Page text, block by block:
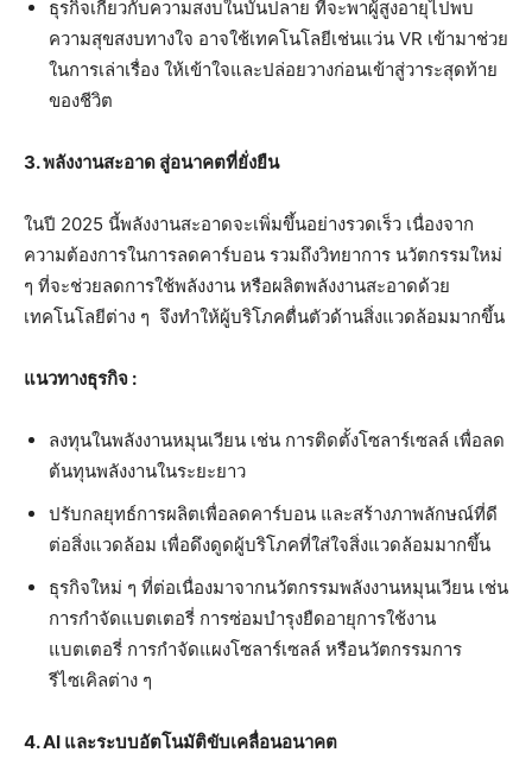
ธุรกิจเกี่ยวกับความสงบในบั้นปลาย ที่จะพาผู้สูงอายุไปพบ
ความสุขสงบทางใจ อาจใช้เทคโนโลยีเช่นแว่น VR เข้ามาช่วย
ในการเล่าเรื่อง ให้เข้าใจและปล่อยวางก่อนเข้าสู่วาระสุดท้าย
ของชีวิต
3. พลังงานสะอาด สู่อนาคตที่ยั่งยืน
ในปี 2025 นี้พลังงานสะอาดจะเพิ่มขึ้นอย่างรวดเร็ว เนื่องจาก
ความต้องการในการลดคาร์บอน รวมถึงวิทยาการ นวัตกรรมใหม่
ๆ ที่จะช่วยลดการใช้พลังงาน หรือผลิตพลังงานสะอาดด้วย
เทคโนโลยีต่าง ๆ จึงทำให้ผู้บริโภคตื่นตัวด้านสิ่งแวดล้อมมากขึ้น
แนวทางธุรกิจ :
ลงทุนในพลังงานหมุนเวียน เช่น การติดตั้งโซลาร์เซลล์ เพื่อลด
ต้นทุนพลังงานในระยะยาว
ปรับกลยุทธ์การผลิตเพื่อลดคาร์บอน และสร้างภาพลักษณ์ที่ดี
ต่อสิ่งแวดล้อม เพื่อดึงดูดผู้บริโภคที่ใส่ใจสิ่งแวดล้อมมากขึ้น
ธุรกิจใหม่ ๆ ที่ต่อเนื่องมาจากนวัตกรรมพลังงานหมุนเวียน เช่น
การกำจัดแบตเตอรี่ การซ่อมบำรุงยืดอายุการใช้งาน
แบตเตอรี่ การกำจัดแผงโซลาร์เซลล์ หรือนวัตกรรมการ
รีไซเคิลต่าง ๆ
4. AI และระบบอัตโนมัติขับเคลื่อนอนาคต